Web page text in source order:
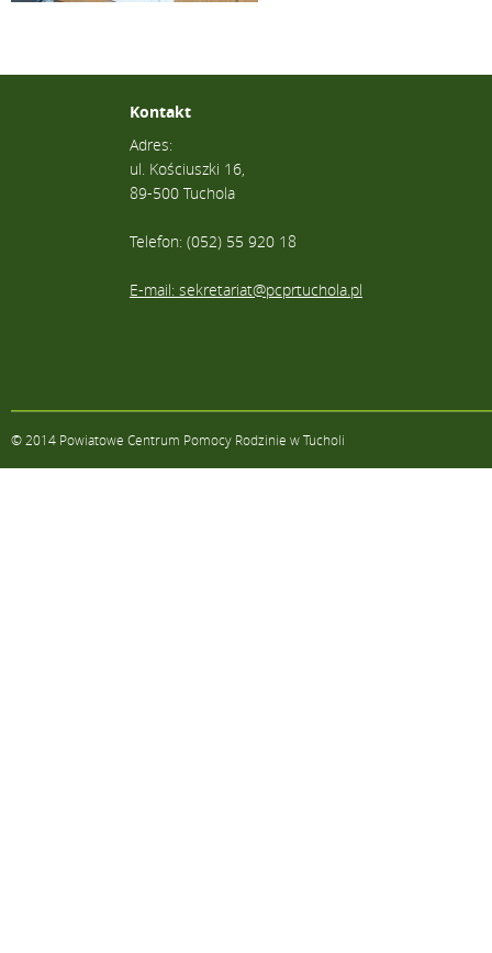
Kontakt
Adres:
ul. Kościuszki 16,
89-500 Tuchola
Telefon: (052) 55 920 18
E-mail: sekretariat@pcprtuchola.pl
© 2014 Powiatowe Centrum Pomocy Rodzinie w Tucholi